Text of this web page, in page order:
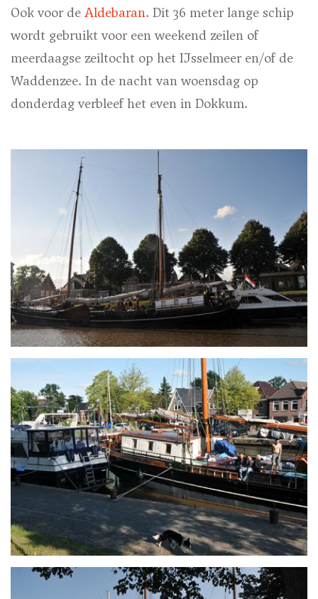
Ook voor de Aldebaran. Dit 36 meter lange schip
wordt gebruikt voor een weekend zeilen of
meerdaagse zeiltocht op het IJsselmeer en/of de
Waddenzee. In de nacht van woensdag op
donderdag verbleef het even in Dokkum.